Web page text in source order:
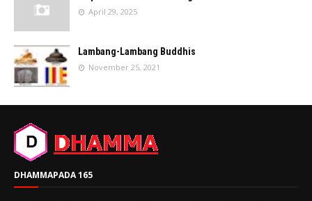
April 29, 2025
Lambang-Lambang Buddhis
November 25, 2021
DHAMMAPADA 165